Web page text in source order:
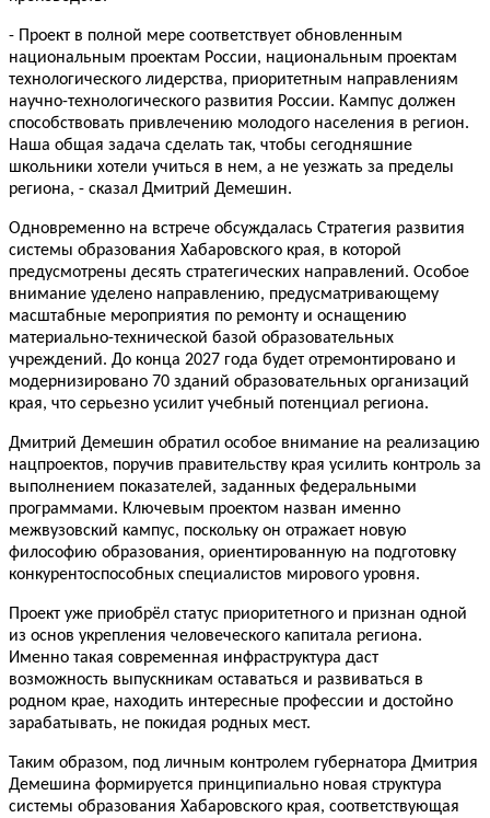
- Проект в полной мере соответствует обновленным
национальным проектам России, национальным проектам
технологического лидерства, приоритетным направлениям
научно-технологического развития России. Кампус должен
способствовать привлечению молодого населения в регион.
Наша общая задача сделать так, чтобы сегодняшние
школьники хотели учиться в нем, а не уезжать за пределы
региона, - сказал Дмитрий Демешин.
Одновременно на встрече обсуждалась Стратегия развития
системы образования Хабаровского края, в которой
предусмотрены десять стратегических направлений. Особое
внимание уделено направлению, предусматривающему
масштабные мероприятия по ремонту и оснащению
материально-технической базой образовательных
учреждений. До конца 2027 года будет отремонтировано и
модернизировано 70 зданий образовательных организаций
края, что серьезно усилит учебный потенциал региона.
Дмитрий Демешин обратил особое внимание на реализацию
нацпроектов, поручив правительству края усилить контроль за
выполнением показателей, заданных федеральными
программами. Ключевым проектом назван именно
межвузовский кампус, поскольку он отражает новую
философию образования, ориентированную на подготовку
конкурентоспособных специалистов мирового уровня.
Проект уже приобрёл статус приоритетного и признан одной
из основ укрепления человеческого капитала региона.
Именно такая современная инфраструктура даст
возможность выпускникам оставаться и развиваться в
родном крае, находить интересные профессии и достойно
зарабатывать, не покидая родных мест.
Таким образом, под личным контролем губернатора Дмитрия
Демешина формируется принципиально новая структура
системы образования Хабаровского края, соответствующая